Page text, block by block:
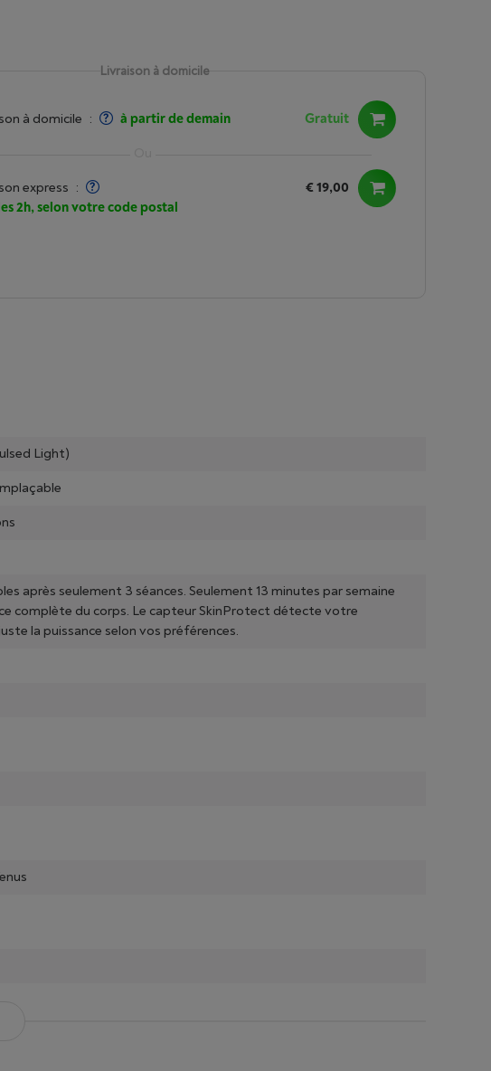
Livraison à domicile
à domicile : à partir de demain Gratuit
express :
2h, selon votre code postal
€ 19,00
Light)
après seulement 3 séances. Seulement 13 minutes par semaine
complète du corps. Le capteur SkinProtect détecte votre
la puissance selon vos préférences.